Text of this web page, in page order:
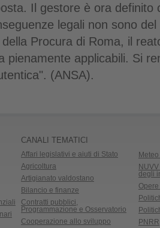
Il gestore è ora definito
legali non sono
Procura di Roma, il
pienamente applicabili. Si
(ANSA).
CANALI TEMATICI
Affari legislativi e aiuti di Stato
Agricoltura
Artigianato valdostano
Bilancio e finanze
Contratti pubblici,
Programmazione e Osservatorio
Cooperazione allo sviluppo
degli
PNRR